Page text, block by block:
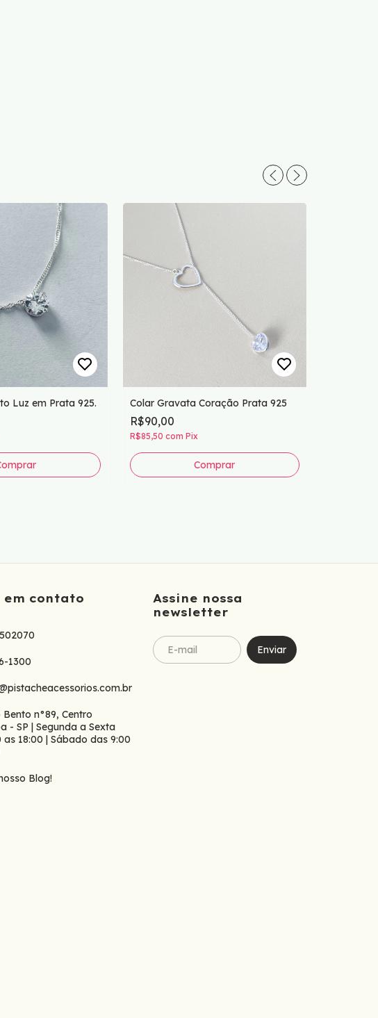
Luz em Prata 925. Colar Gravata Coração Prata 925
R$90,00
R$85,50 com Pix
em contato
1300
Bento n°89, Centro
- SP | Segunda a Sexta
as 18:00 | Sábado das 9:00
Blog!
Assine nossa
newsletter